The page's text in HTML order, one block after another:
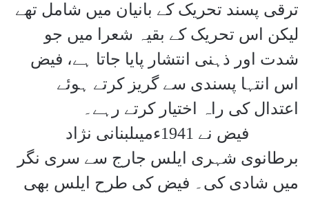
ترقی پسند تحریک کے بانیان میں شامل تھے
لیکن اس تحریک کے بقیہ شعرا میں جو
شدت اور ذہنی انتشار پایا جاتا ہے، فیض
اس انتہا پسندی سے گریز کرتے ہوئے
اعتدال کی راہ اختیار کرتے رہے۔
فیض نے 1941ءمیںلبنانی نژاد
برطانوی شہری ایلس جارج سے سری نگر
میں شادی کی۔ فیض کی طرح ایلس بھی